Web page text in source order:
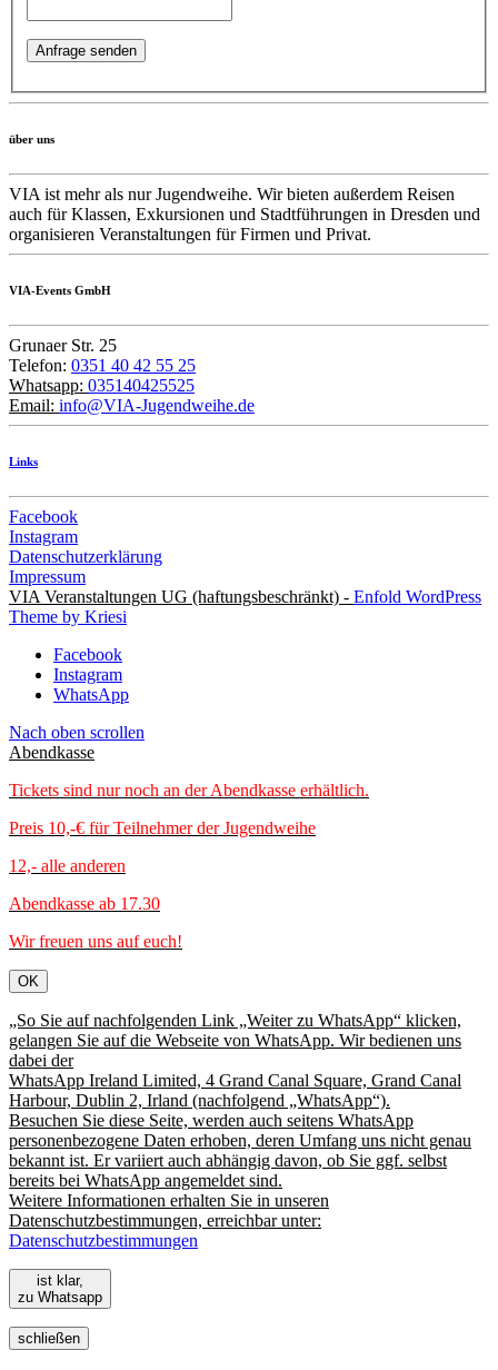
über uns
VIA ist mehr als nur Jugendweihe. Wir bieten außerdem Reisen
auch für Klassen, Exkursionen und Stadtführungen in Dresden und
organisieren Veranstaltungen für Firmen und Privat.
VIA-Events GmbH
Grunaer Str. 25
Telefon: 0351 40 42 55 25
Whatsapp: 035140425525
Email: info@VIA-Jugendweihe.de
Links
Facebook
Instagram
Datenschutzerklärung
Impressum
VIA Veranstaltungen UG (haftungsbeschränkt) - Enfold WordPress
Theme by Kriesi
Facebook
Instagram
WhatsApp
Nach oben scrollen
Abendkasse
Tickets sind nur noch an der Abendkasse erhältlich.
Preis 10,-€ für Teilnehmer der Jugendweihe
12,- alle anderen
Abendkasse ab 17.30
Wir freuen uns auf euch!
OK
„So Sie auf nachfolgenden Link „Weiter zu WhatsApp“ klicken,
gelangen Sie auf die Webseite von WhatsApp. Wir bedienen uns
dabei der
WhatsApp Ireland Limited, 4 Grand Canal Square, Grand Canal
Harbour, Dublin 2, Irland (nachfolgend „WhatsApp“).
Besuchen Sie diese Seite, werden auch seitens WhatsApp
personenbezogene Daten erhoben, deren Umfang uns nicht genau
bekannt ist. Er variiert auch abhängig davon, ob Sie ggf. selbst
bereits bei WhatsApp angemeldet sind.
Weitere Informationen erhalten Sie in unseren
Datenschutzbestimmungen, erreichbar unter:
Datenschutzbestimmungen
ist klar,
zu Whatsapp
schließen